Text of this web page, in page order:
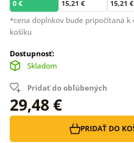
0 € 15,21 € 15,21 €
*cena doplnkov bude pripočítaná k
košíku
Dostupnosť:
Skladom
Pridať do obľúbených
29,48 €
PRIDAŤ DO